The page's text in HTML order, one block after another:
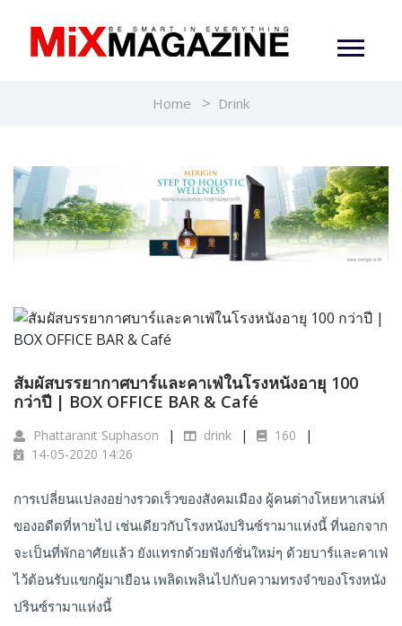
Home Drink
สัมผัสบรรยากาศบาร์และคาเฟ่ในโรงหนังอายุ 100
กว่าปี | BOX OFFICE BAR & Café
Phattaranit Suphason drink
160
14-05-2020 14:26
การเปลี่ยนแปลงอย่างรวดเร็วของสังคมเมือง ผู้คนต่างโหยหาเสน่ห์
ของอดีตที่หายไป เช่นเดียวกับโรงหนังปรินซ์รามาแห่งนี้ ที่นอกจาก
จะเป็นที่พักอาศัยแล้ว ยังแทรกด้วยฟังก์ชั่นใหม่ๆ ด้วยบาร์และคาเฟ่
ไว้ต้อนรับแขกผู้มาเยือน เพลิดเพลินไปกับความทรงจำของโรงหนัง
ปรินซ์รามาแห่งนี้